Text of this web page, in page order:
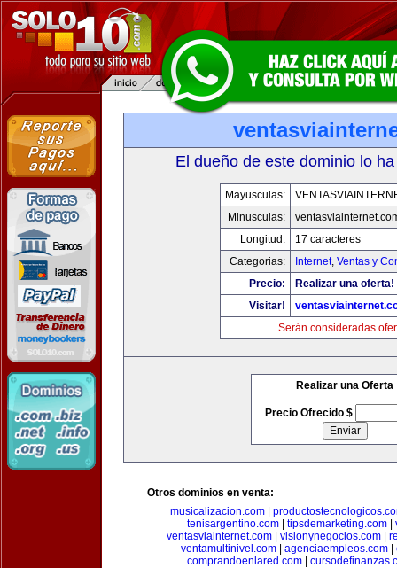
El dueño de este dominio lo
Mayusculas:
Minusculas:
Longitud:
17 caracteres
Categorias:
Internet, Ventas y
Precio:
Realizar una oferta!
Visitar!
Serán consideradas
Realizar una Oferta
Precio Ofrecido $
Otros dominios en venta:
musicalizacion.com|
tenisargentino.com
tipsdemarketing.com
ventasviainternet.com
visionynegocios.com
ventamultinivel.com| agenciaempleos.com|
comprandoenlared.com|